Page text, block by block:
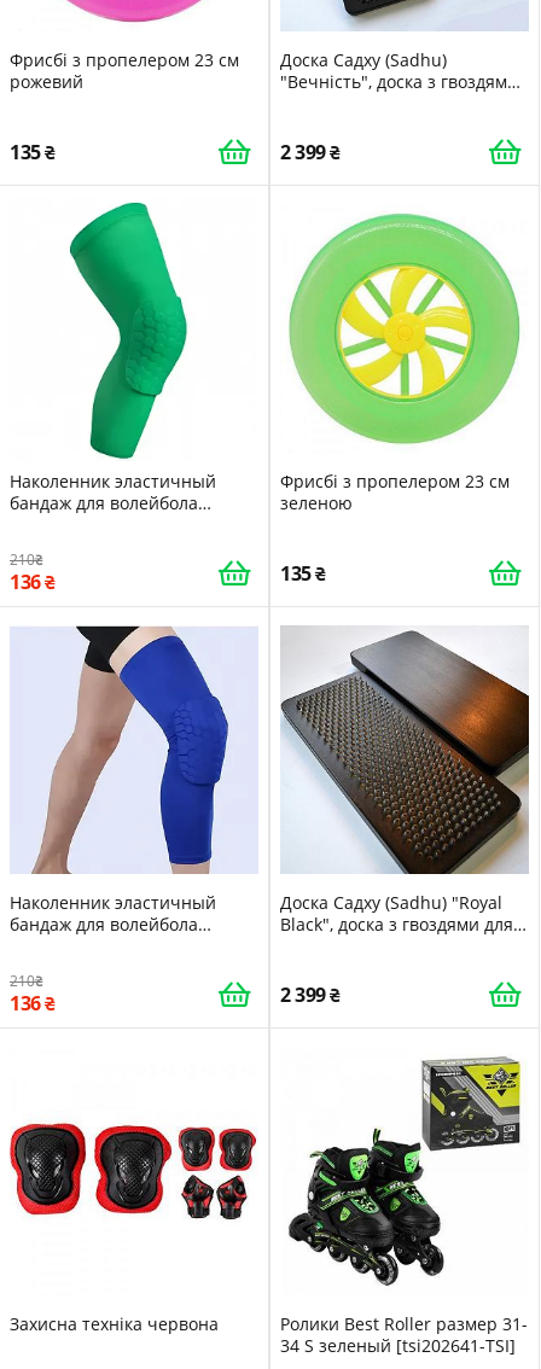
Фрисбі з пропелером 23 см
рожевий
135
Доска Садху (Sadhu)
"Вечність", доска з гвоздями
2 399
Наколенник эластичный
бандаж для волейбола
210
136
Фрисбі з пропелером 23 см
зеленою
135
Наколенник эластичный
бандаж для волейбола
210
136
Доска Садху (Sadhu) "Royal
Black", доска з гвоздями для
2 399
Захисна техніка червона
Ролики Best Roller размер 31-
34 S зеленый [tsi202641-ТSІ]